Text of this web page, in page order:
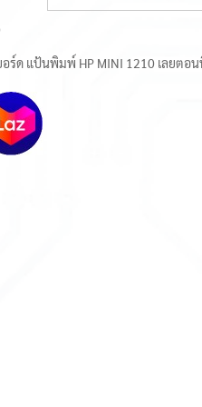
อร์ด แป้นพิมพ์ HP MINI 1210 เลยตอ